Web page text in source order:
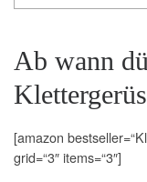
Ab wann
[amazon
grid=“3″ items=“3″]